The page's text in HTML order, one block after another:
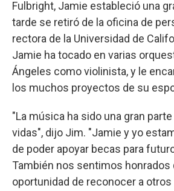
Fulbright, Jamie estableció una
tarde se retiró de la oficina de
rectora de la Universidad de
Jamie ha tocado en varias
Ángeles como violinista, y le
los muchos proyectos de su
"La música ha sido una gran
vidas", dijo Jim. "Jamie y yo
de poder apoyar becas para
También nos sentimos honrados
oportunidad de reconocer a